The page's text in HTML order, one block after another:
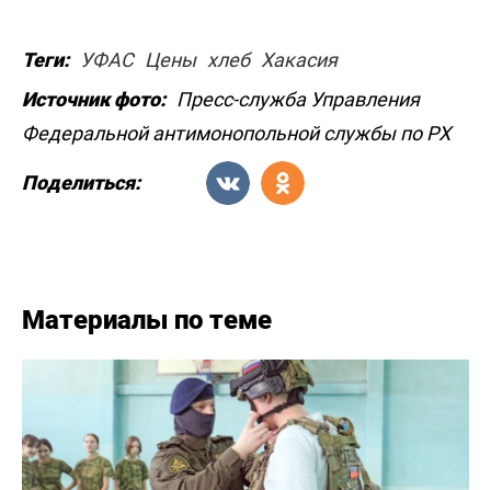
Теги: УФАС Цены хлеб Хакасия
Источник фото: Пресс-служба Управления
Федеральной антимонопольной службы по РХ
Поделиться:
Материалы по теме